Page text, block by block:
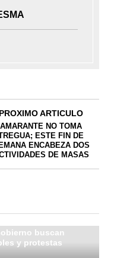
PROXIMO ARTICULO
AMARANTE NO TOMA
ESTE FIN DE
ENCABEZA DOS
DE MASAS
buscan
y protestas